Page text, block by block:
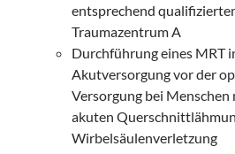
entsprechend
Traumazentrum A
Durchführung eines MRT
Akutversorgung vor der
Versorgung bei Menschen
akuten
Wirbelsäulenverletzung